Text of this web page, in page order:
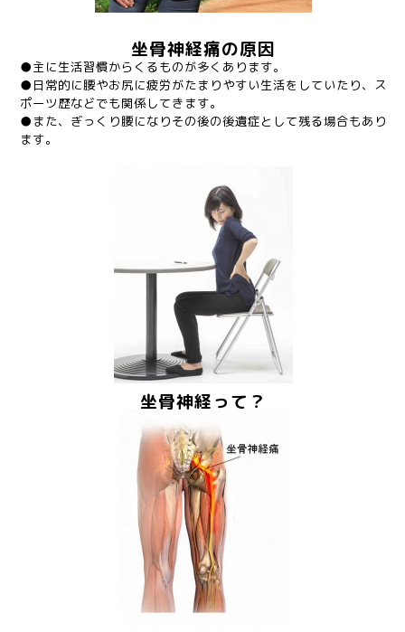
坐骨神経痛の原因
●主に生活習慣からくるものが多くあります。
●日常的に腰やお尻に疲労がたまりやすい生活をしていたり、ス
ポーツ歴などでも関係してきます。
●また、ぎっくり腰になりその後の後遺症として残る場合もあり
ます。
坐骨神経って？